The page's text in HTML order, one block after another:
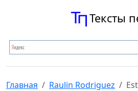
Тексты
Главная Raulin Rodriguez